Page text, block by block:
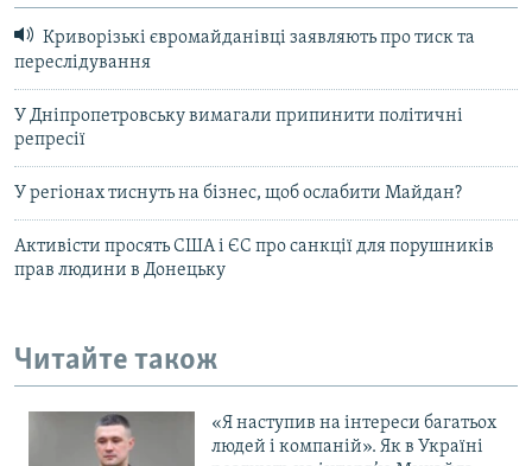
Криворізькі євромайданівці заявляють про тиск та
переслідування
У Дніпропетровську вимагали припинити політичні
репресії
У регіонах тиснуть на бізнес, щоб ослабити Майдан?
Активісти просять США і ЄС про санкції для порушників
прав людини в Донецьку
Читайте також
«Я наступив на інтереси багатьох
людей і компаній». Як в Україні